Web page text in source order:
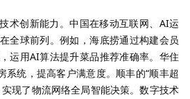
术创新能力。中国在移动互联网、AI运
全球前列。例如，海底捞通过构建会员
运用AI算法提升菜品推荐准确率。华住
系统，提高客户满意度。顺丰的“顺丰超
现了物流网络全局智能决策。数字技术